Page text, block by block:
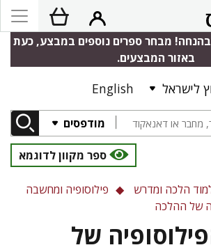
בהנחה! מבחר ספרים נוספים במבצע, כעת
באזור המבצעים.
לישראל English
מודפסים
ספר מקוון לדוגמא
הלכה ומדרש
פילוסופיה ומחשבה
של ההלכה
של